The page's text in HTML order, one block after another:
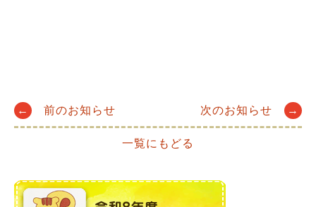
Post
← 前のお知らせ 次のお知らせ →
一覧にもどる